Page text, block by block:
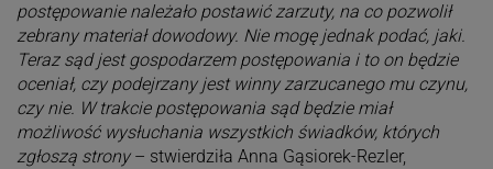
postępowanie należało postawić zarzuty, na co pozwolił
zebrany materiał dowodowy. Nie mogę jednak podać, jaki.
Teraz sąd jest gospodarzem postępowania i to on będzie
oceniał, czy podejrzany jest winny zarzucanego mu czynu,
czy nie. W trakcie postępowania sąd będzie miał
możliwość wysłuchania wszystkich świadków, których
zgłoszą strony– stwierdziła Anna Gąsiorek-Rezler,